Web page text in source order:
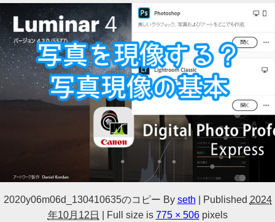
2020y06m06d_130410635のコピー By seth Published 2024
年10月12日
Full size is 775 × 506pixels